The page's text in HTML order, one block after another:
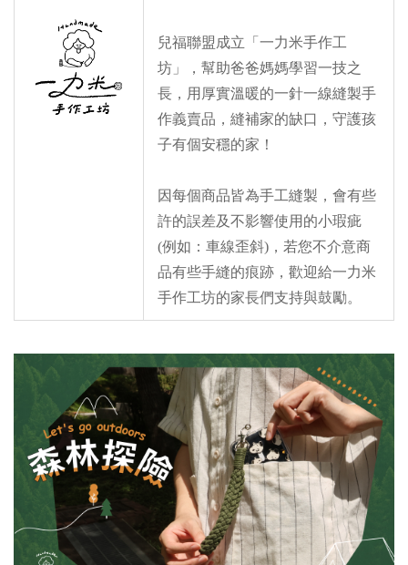
兒福聯盟成立「一力米手作工
坊」，幫助爸爸媽媽學習一技之
長，用厚實溫暖的一針一線縫製手
作義賣品，縫補家的缺口，守護孩
子有個安穩的家！
因每個商品皆為手工縫製，會有些
許的誤差及不影響使用的小瑕疵
(例如：車線歪斜)，若您不介意商
品有些手縫的痕跡，歡迎給一力米
手作工坊的家長們支持與鼓勵。